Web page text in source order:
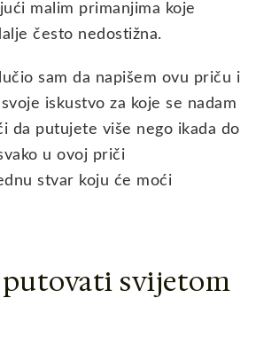
malim primanjima koje
često nedostižna.
sam da napišem ovu priču i
iskustvo za koje se nadam
da putujete više nego ikada do
u ovoj priči
stvar koju će moći
putovati svijetom